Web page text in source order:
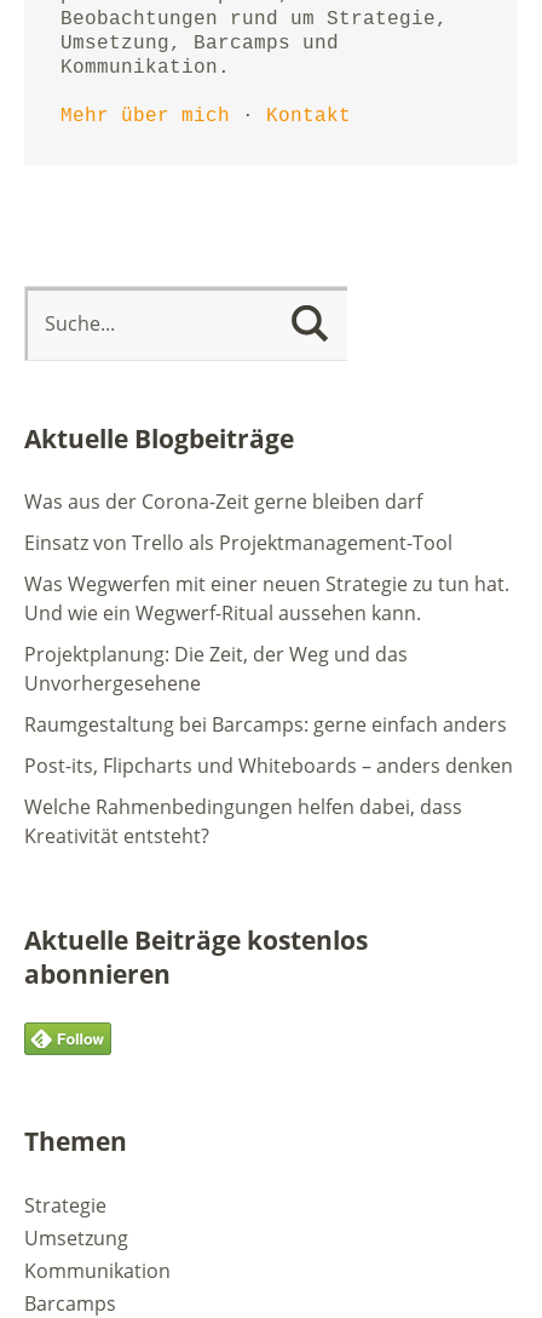
Beobachtungen rund um Strategie,
Umsetzung, Barcamps und
Kommunikation.
Mehr über mich · Kontakt
Aktuelle Blogbeiträge
Was aus der Corona-Zeit gerne bleiben darf
Einsatz von Trello als Projektmanagement-Tool
Was Wegwerfen mit einer neuen Strategie zu tun hat.
Und wie ein Wegwerf-Ritual aussehen kann.
Projektplanung: Die Zeit, der Weg und das
Unvorhergesehene
Raumgestaltung bei Barcamps: gerne einfach anders
Post-its, Flipcharts und Whiteboards – anders denken
Welche Rahmenbedingungen helfen dabei, dass
Kreativität entsteht?
Aktuelle Beiträge kostenlos
abonnieren
Themen
Strategie
Umsetzung
Kommunikation
Barcamps